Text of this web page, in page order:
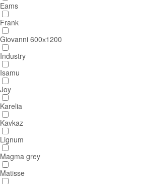
Eams
Frank
Giovanni 600х1200
Industry
Isamu
Joy
Karelia
Kavkaz
Lignum
Magma grey
Matisse